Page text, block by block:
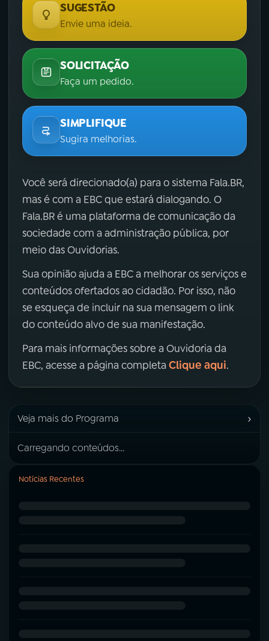
SUGESTÃO
Envie uma ideia.
SOLICITAÇÃO
Faça um pedido.
SIMPLIFIQUE
Sugira melhorias.
Você será direcionado(a) para o sistema Fala.BR,
mas é com a EBC que estará dialogando. O
Fala.BR é uma plataforma de comunicação da
sociedade com a administração pública, por
meio das Ouvidorias.
Sua opinião ajuda a EBC a melhorar os serviços e
conteúdos ofertados ao cidadão. Por isso, não
se esqueça de incluir na sua mensagem o link
do conteúdo alvo de sua manifestação.
Para mais informações sobre a Ouvidoria da
EBC, acesse a página completa Clique aqui.
Veja mais do Programa ›
Carregando conteúdos...
Notícias Recentes